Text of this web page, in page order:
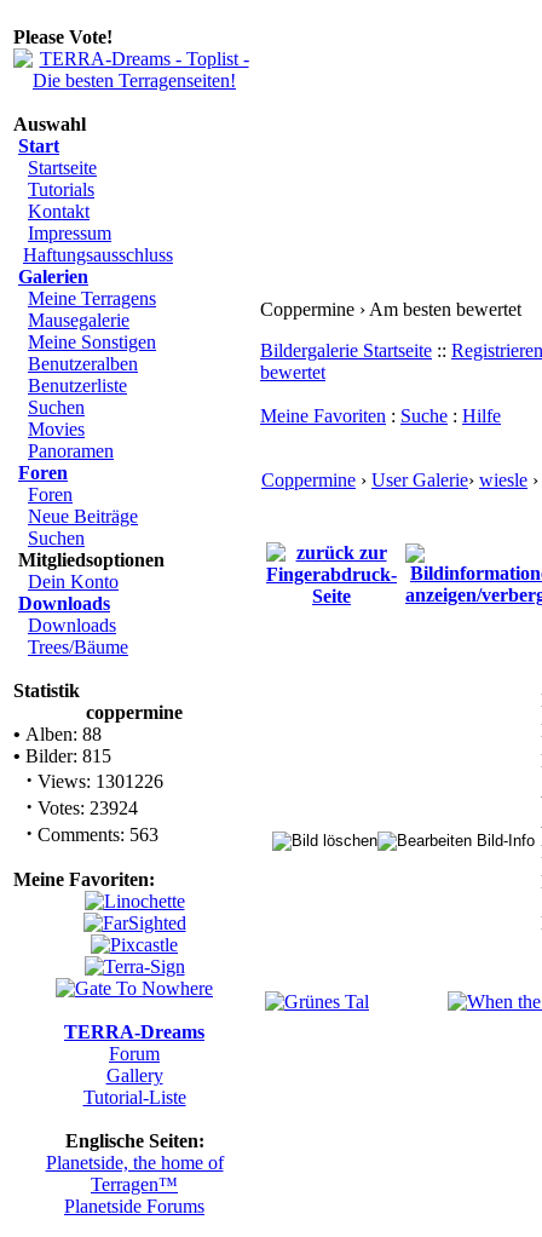
Please Vote!
Auswahl
Start
Startseite
Tutorials
Kontakt
Impressum
Haftungsausschluss
Galerien
Meine Terragens
Mausegalerie
Meine Sonstigen
Benutzeralben
Benutzerliste
Suchen
Movies
Panoramen
Foren
Foren
Neue Beiträge
Suchen
Mitgliedsoptionen
Dein Konto
Downloads
Downloads
Trees/Bäume
Statistik
coppermine
• Alben: 88
• Bilder: 815
· Views: 1301226
· Votes: 23924
· Comments: 563
Meine Favoriten:
TERRA-Dreams
Forum
Gallery
Tutorial-Liste
Englische Seiten:
Planetside, the home of
Terragen™
Planetside Forums
Coppermine › Am besten bewertet
Bildergalerie Startseite :: Registrieren
bewertet
Meine Favoriten : Suche : Hilfe
Coppermine › User Galerie› wiesle